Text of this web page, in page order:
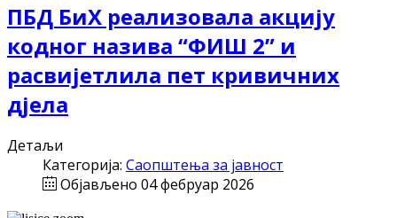
ПБД БиХ реализовала акцију
кодног назива “ФИШ 2” и
расвијетлила пет кривичних
дјела
Детаљи
Категорија: Саопштења за јавност
Објављено 04 фебруар 2026